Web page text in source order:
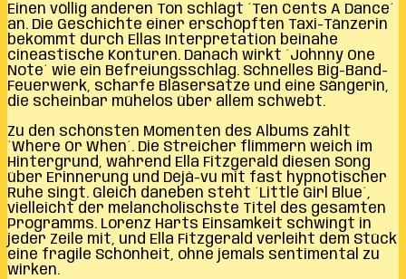
Einen völlig anderen Ton schlägt ´Ten Cents A Dance´
an. Die Geschichte einer erschöpften Taxi-Tänzerin
bekommt durch Ellas Interpretation beinahe
cineastische Konturen. Danach wirkt ´Johnny One
Note´ wie ein Befreiungsschlag. Schnelles Big-Band-
Feuerwerk, scharfe Bläsersätze und eine Sängerin,
die scheinbar mühelos über allem schwebt.
Zu den schönsten Momenten des Albums zählt
´Where Or When´. Die Streicher flimmern weich im
Hintergrund, während Ella Fitzgerald diesen Song
über Erinnerung und Déjà-vu mit fast hypnotischer
Ruhe singt. Gleich daneben steht ´Little Girl Blue´,
vielleicht der melancholischste Titel des gesamten
Programms. Lorenz Harts Einsamkeit schwingt in
jeder Zeile mit, und Ella Fitzgerald verleiht dem Stück
eine fragile Schönheit, ohne jemals sentimental zu
wirken.